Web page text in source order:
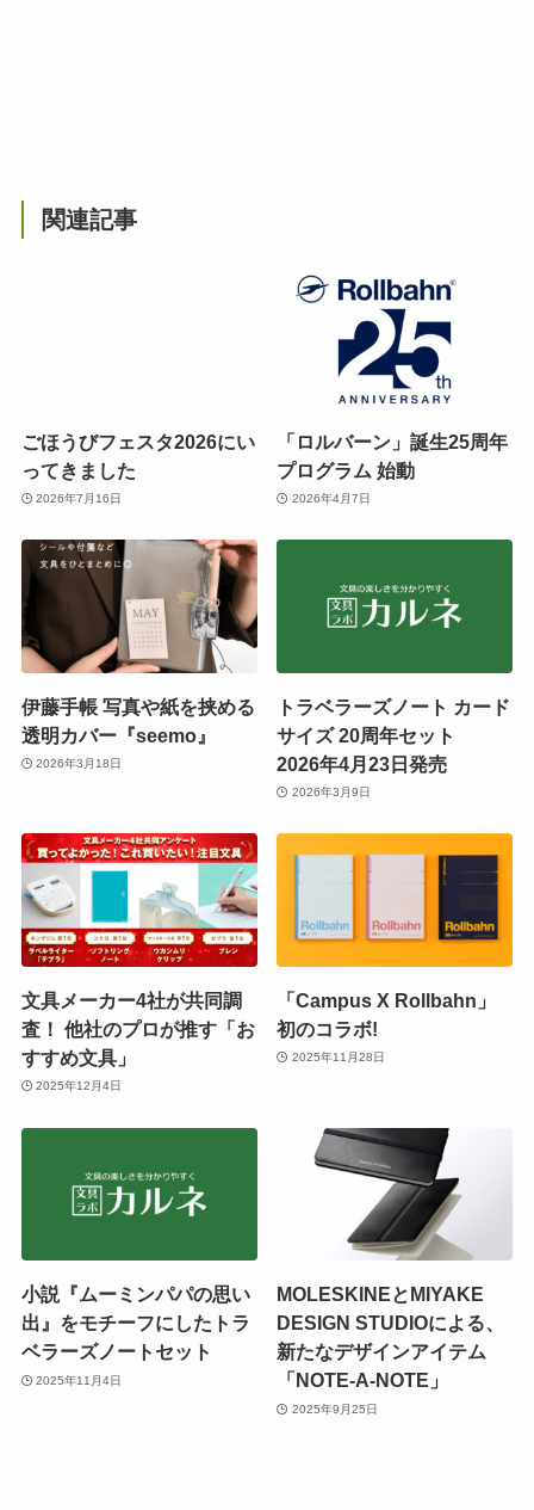
関連記事
ごほうびフェスタ2026にい
ってきました
2026年7月16日
「ロルバーン」誕生25周年
プログラム 始動
2026年4月7日
伊藤手帳 写真や紙を挟める
透明カバー『seemo』
2026年3月18日
トラベラーズノート カード
サイズ 20周年セット
2026年4月23日発売
2026年3月9日
文具メーカー4社が共同調
査！ 他社のプロが推す「お
すすめ文具」
2025年12月4日
「Campus X Rollbahn」
初のコラボ!
2025年11月28日
小説『ムーミンパパの思い
出』をモチーフにしたトラ
ベラーズノートセット
2025年11月4日
MOLESKINEとMIYAKE
DESIGN STUDIOによる、
新たなデザインアイテム
「NOTE-A-NOTE」
2025年9月25日